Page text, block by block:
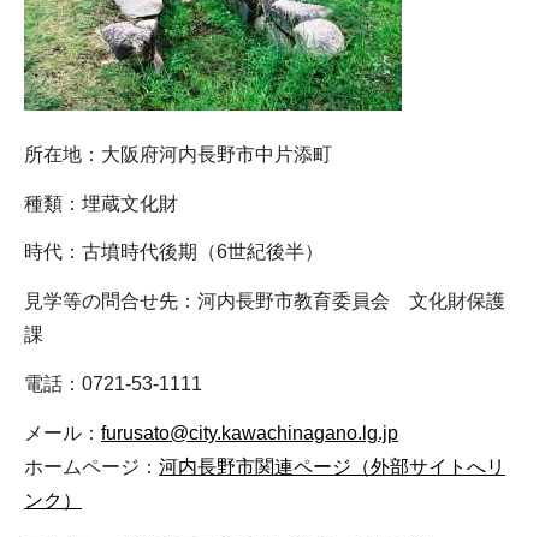
所在地：大阪府河内長野市中片添町
種類：埋蔵文化財
時代：古墳時代後期（6世紀後半）
見学等の問合せ先：河内長野市教育委員会 文化財保護
課
電話：0721-53-1111
メール： furusato@city.kawachinagano.lg.jp
ホームページ： 河内長野市関連ページ（外部サイトへリ
ンク）